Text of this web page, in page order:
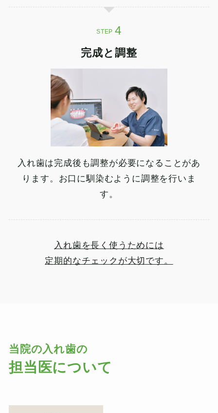
STEP
完成と調整
入れ歯は完成後も調整が必要になることがあ
ります。お口に馴染むように調整を行いま
す。
入れ歯を長く使うためには
定期的なチェックが大切です。
当院の入れ歯の
担当医について